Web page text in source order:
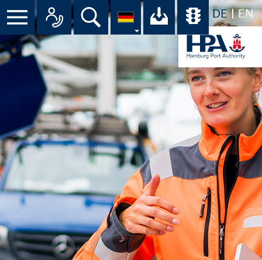
DE EN
Menü Alle Ansprechpartner im
Suche Ihr Download-